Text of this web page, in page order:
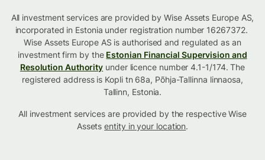
All investment services are provided by Wise Assets Europe AS,
incorporated in Estonia under registration number 16267372.
Wise Assets Europe AS is authorised and regulated as an
investment firm by the Estonian Financial Supervision and
Resolution Authority under licence number 4.1-1/174. The
registered address is Kopli tn 68a, Põhja-Tallinna linnaosa,
Tallinn, Estonia.
All investment services are provided by the respective Wise
Assetsentity in your location.